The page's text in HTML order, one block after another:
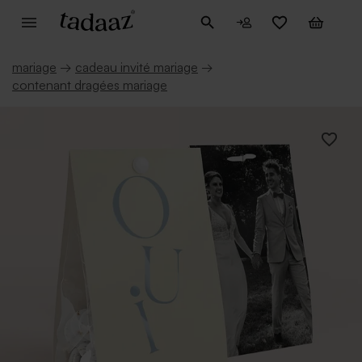
mariage → cadeau invité mariage →
contenant dragées mariage